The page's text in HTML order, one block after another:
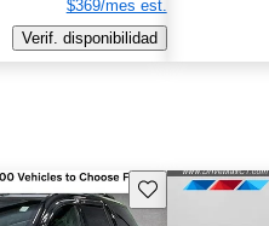
$369/mes est.
Verif. disponibilidad
Guarda este Aviso